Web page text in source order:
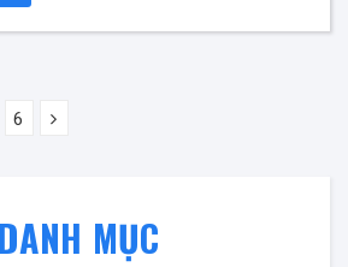
6
DANH MỤC